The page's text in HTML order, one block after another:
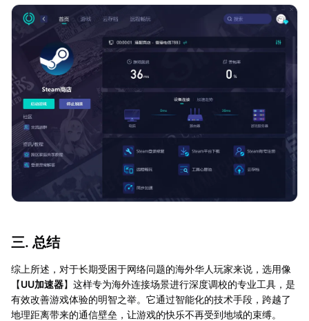
三. 总结
综上所述，对于长期受困于网络问题的海外华人玩家来说，选用像
【UU加速器】这样专为海外连接场景进行深度调校的专业工具，是
有效改善游戏体验的明智之举。它通过智能化的技术手段，跨越了
地理距离带来的通信壁垒，让游戏的快乐不再受到地域的束缚。